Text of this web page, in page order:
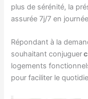
plus de sérénité, la
assurée 7j/7 en
Répondant à la
souhaitant conjuguer
logements
pour faciliter le